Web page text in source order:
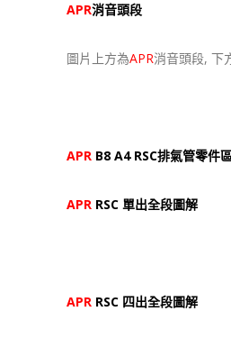
APR消音頭段
圖片上方為APR消音頭段, 下
APR B8 A4 RSC排氣管零件
APR RSC 單出全段圖解
APR RSC 四出全段圖解